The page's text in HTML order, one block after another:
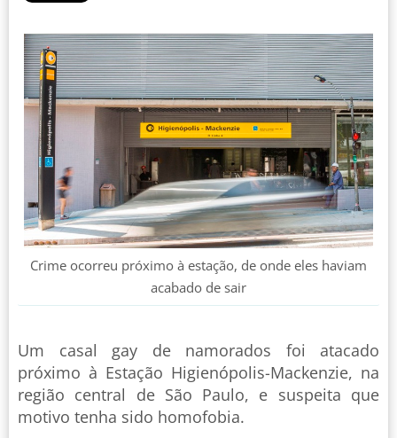
Crime ocorreu próximo à estação, de onde eles haviam
acabado de sair
Um casal gay de namorados foi atacado
próximo à Estação Higienópolis-Mackenzie, na
região central de São Paulo, e suspeita que
motivo tenha sido homofobia.